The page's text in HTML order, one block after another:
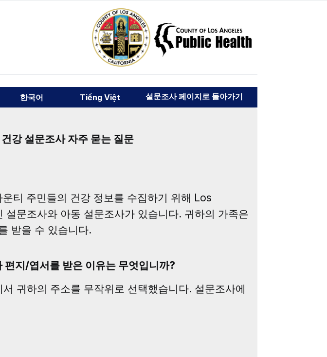
설문조사 페이지로 돌아가기
한국어 Tiếng Việt
강 설문조사 자주 묻는 질문
티 주민들의 건강 정보를 수집하기 위해 Los
문조사와 아동 설문조사가 있습니다. 귀하의 가족은
받을 수 있습니다.
지/엽서를 받은 이유는 무엇입니까?
귀하의 주소를 무작위로 선택했습니다. 설문조사에